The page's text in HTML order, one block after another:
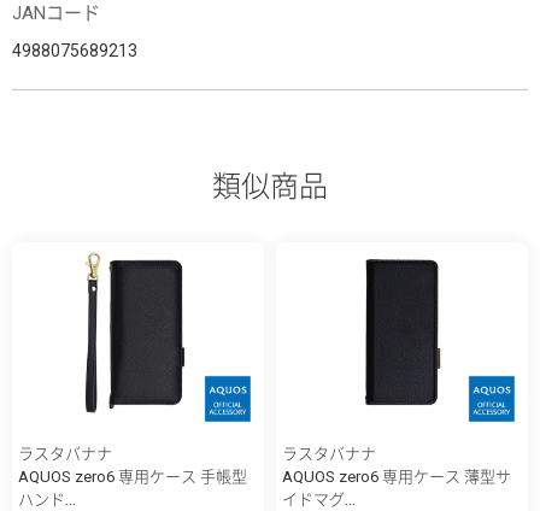
JANコード
4988075689213
類似商品
ラスタバナナ
AQUOS zero6 専用ケース 手帳型
ハンド...
ラスタバナナ
AQUOS zero6 専用ケース 薄型サ
イドマグ...